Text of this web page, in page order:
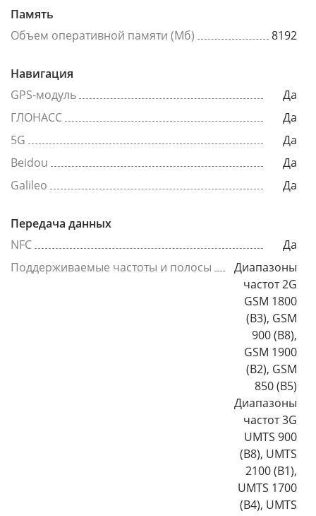
Память
Объем оперативной памяти (Мб)
8192
Навигация
GPS-модуль
Да
ГЛОНАСС
Да
5G
Да
Beidou
Да
Galileo
Да
Передача данных
NFC
Да
Поддерживаемые частоты и полосы
Диапазоны
частот 2G
GSM 1800
(B3), GSM
900 (B8),
GSM 1900
(B2), GSM
850 (B5)
Диапазоны
частот 3G
UMTS 900
(B8), UMTS
2100 (B1),
UMTS 1700
(B4), UMTS